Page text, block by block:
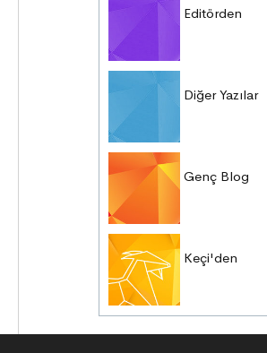
Editörden
Diğer Yazılar
Genç Blog
Keçi'den